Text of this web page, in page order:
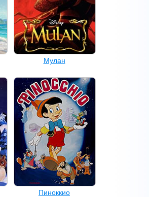
Мулан
Пиноккио